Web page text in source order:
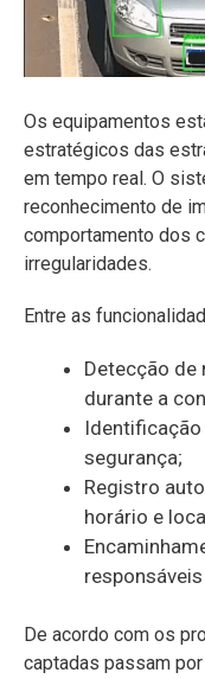
Os equipamentos
estratégicos das
em tempo real. O
reconhecimento de
comportamento dos
irregularidades.
Entre as
Detecção
durante a
segurança;
Registro
horário e
De acordo com os
captadas passam